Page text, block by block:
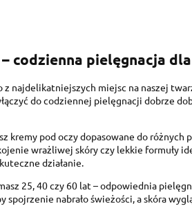
codzienna pielęgnacja
z najdelikatniejszych miejsc na naszej
do codziennej pielęgnacji dobrze
kremy pod oczy dopasowane do różnych
wrażliwej skóry czy lekkie formuły
działanie.
25, 40 czy 60 lat – odpowiednia
spojrzenie nabrało świeżości, a skóra